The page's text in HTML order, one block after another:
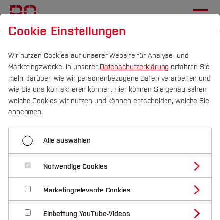
Campus Personen DE|EN Quicklinks
Studium
Studienangebote
Bachelorstudiengänge
Masterstudiengänge
Vor dem Studium
Bewerben & Einschreiben
Bewerbungsportal
Im Studium
Studienbüros und Prüfungen
Nach dem Studium
Forschung & Transfer
Profil
Forschungs- und Transferprofil
Schwerpunkte (FuT)
Beratung & Förderung
Nachhaltigkeit
Nachhaltigkeit studieren
International
Hochschulkommunikation
Newsletter (intern)
#14
Menü aufklappen
#01
#03
#04
Newsletter #14 der
Hochschule Bochum
Cookie Einstellungen
Wir nutzen Cookies auf unserer Website für Analyse- und
Marketingzwecke. In unserer Datenschutzerklärung erfahren Sie
mehr darüber, wie wir personenbezogene Daten verarbeiten und
wie Sie uns kontaktieren können. Hier können Sie genau sehen
welche Cookies wir nutzen und können entscheiden, welche Sie
annehmen.
Alle auswählen
Notwendige Cookies
Marketingrelevante Cookies
Einbettung YouTube-Videos